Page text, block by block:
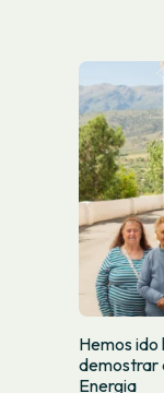
Hemos
demostrar
Energia